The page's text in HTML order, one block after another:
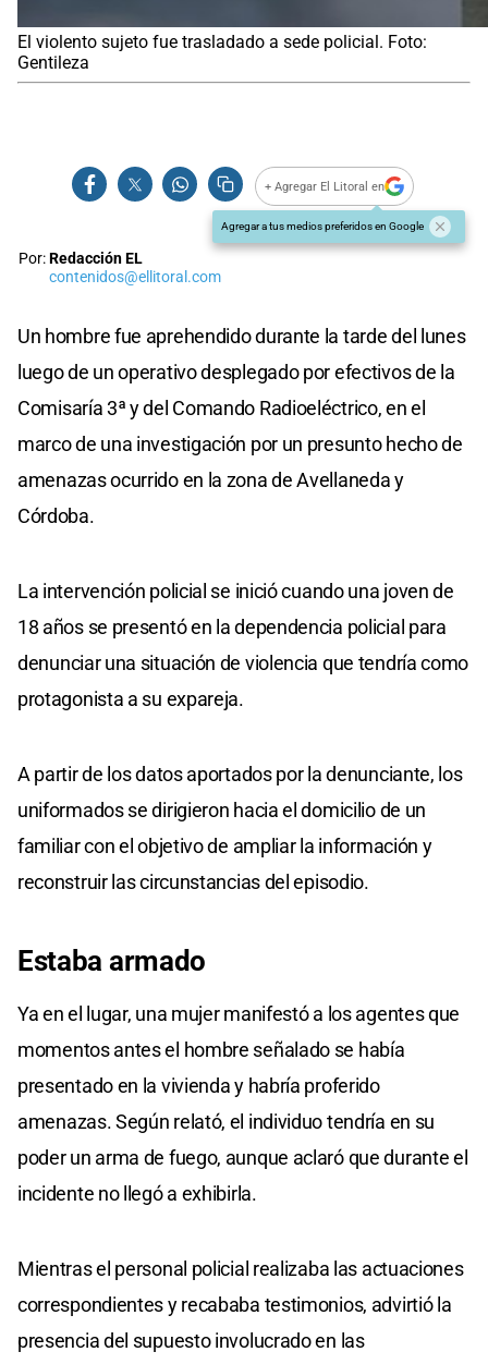
El violento sujeto fue trasladado a sede policial. Foto:
Gentileza
+ Agregar El Litoral en
Agregar a tus medios preferidos en Google
Por:Redacción EL
contenidos@ellitoral.com
Un hombre fue aprehendido durante la tarde del lunes
luego de un operativo desplegado por efectivos de la
Comisaría 3ª y del Comando Radioeléctrico, en el
marco de una investigación por un presunto hecho de
amenazas ocurrido en la zona de Avellaneda y
Córdoba.
La intervención policial se inició cuando una joven de
18 años se presentó en la dependencia policial para
denunciar una situación de violencia que tendría como
protagonista a su expareja.
A partir de los datos aportados por la denunciante, los
uniformados se dirigieron hacia el domicilio de un
familiar con el objetivo de ampliar la información y
reconstruir las circunstancias del episodio.
Estaba armado
Ya en el lugar, una mujer manifestó a los agentes que
momentos antes el hombre señalado se había
presentado en la vivienda y habría proferido
amenazas. Según relató, el individuo tendría en su
poder un arma de fuego, aunque aclaró que durante el
incidente no llegó a exhibirla.
Mientras el personal policial realizaba las actuaciones
correspondientes y recababa testimonios, advirtió la
presencia del supuesto involucrado en las